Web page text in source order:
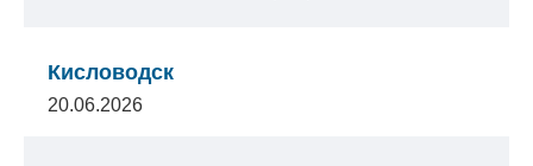
Кисловодск
20.06.2026